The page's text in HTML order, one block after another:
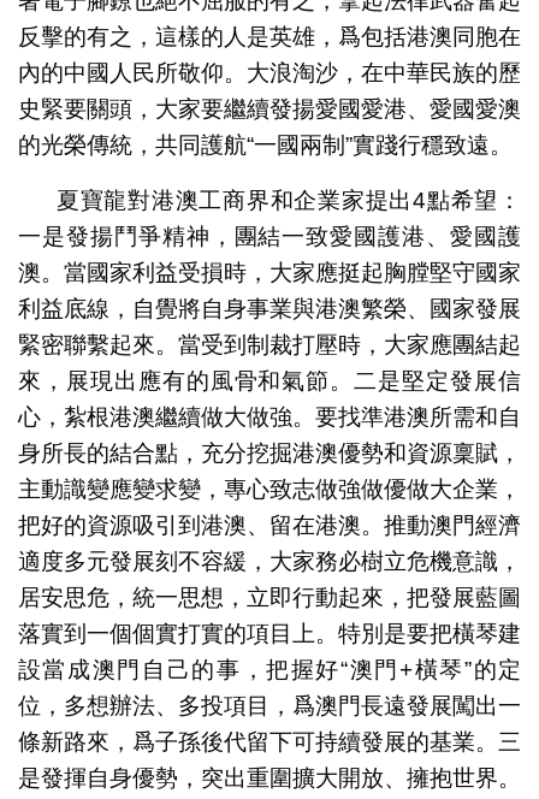
反擊的有之，這樣的人是英雄，爲包括港澳同胞在
內的中國人民所敬仰。大浪淘沙，在中華民族的歷
史緊要關頭，大家要繼續發揚愛國愛港、愛國愛澳
的光榮傳統，共同護航“一國兩制”實踐行穩致遠。
夏寶龍對港澳工商界和企業家提出4點希望：
一是發揚鬥爭精神，團結一致愛國護港、愛國護
澳。當國家利益受損時，大家應挺起胸膛堅守國家
利益底線，自覺將自身事業與港澳繁榮、國家發展
緊密聯繫起來。當受到制裁打壓時，大家應團結起
來，展現出應有的風骨和氣節。二是堅定發展信
心，紮根港澳繼續做大做強。要找準港澳所需和自
身所長的結合點，充分挖掘港澳優勢和資源稟賦，
主動識變應變求變，專心致志做強做優做大企業，
把好的資源吸引到港澳、留在港澳。推動澳門經濟
適度多元發展刻不容緩，大家務必樹立危機意識，
居安思危，統一思想，立即行動起來，把發展藍圖
落實到一個個實打實的項目上。特別是要把橫琴建
設當成澳門自己的事，把握好“澳門+橫琴”的定
位，多想辦法、多投項目，爲澳門長遠發展闖出一
條新路來，爲子孫後代留下可持續發展的基業。三
是發揮自身優勢，突出重圍擴大開放、擁抱世界。